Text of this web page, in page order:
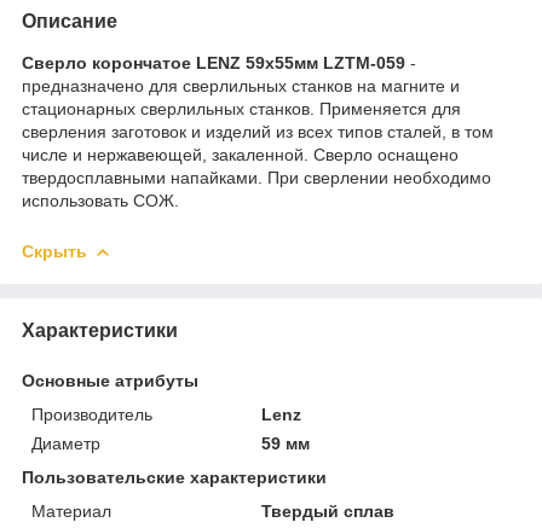
Описание
Сверло корончатое LENZ 59х55мм LZTM-059 -
предназначено для сверлильных станков на магните и
стационарных сверлильных станков. Применяется для
сверления заготовок и изделий из всех типов сталей, в том
числе и нержавеющей, закаленной. Сверло оснащено
твердосплавными напайками. При сверлении необходимо
использовать СОЖ.
Скрыть
Характеристики
Основные атрибуты
Производитель
Lenz
Диаметр
59 мм
Пользовательские характеристики
Материал
Твердый сплав